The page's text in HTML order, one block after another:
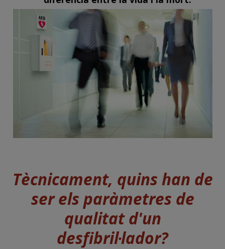
Tècnicament, quins han de
ser els paràmetres de
qualitat d'un
desfibril·lador?